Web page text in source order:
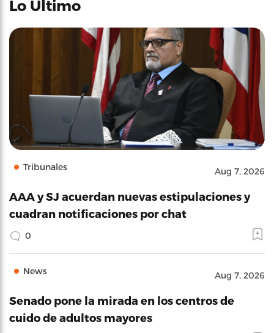
Lo Último
Tribunales Aug 7, 2026
AAA y SJ acuerdan nuevas estipulaciones y
cuadran notificaciones por chat
0
News Aug 7, 2026
Senado pone la mirada en los centros de
cuido de adultos mayores